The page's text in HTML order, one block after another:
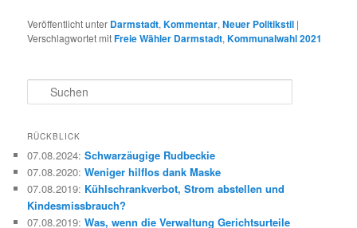
Veröffentlicht unter Darmstadt,Kommentar,Neuer Politikstil |
Verschlagwortet mitFreie Wähler Darmstadt,Kommunalwahl 2021
u
h
n
RÜCKBLICK
07.08.2024:Schwarzäugige Rudbeckie
07.08.2020:Weniger hilflos dank Maske
07.08.2019: Kühlschrankverbot, Strom abstellen und
Kindesmissbrauch?
07.08.2019:Was, wenn die Verwaltung Gerichtsurteile